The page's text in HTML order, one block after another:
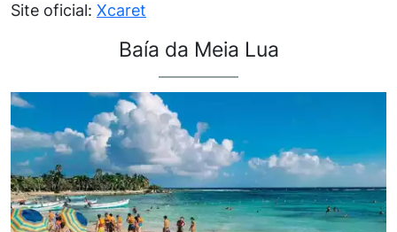
Site oficial: Xcaret
Baía da Meia Lua